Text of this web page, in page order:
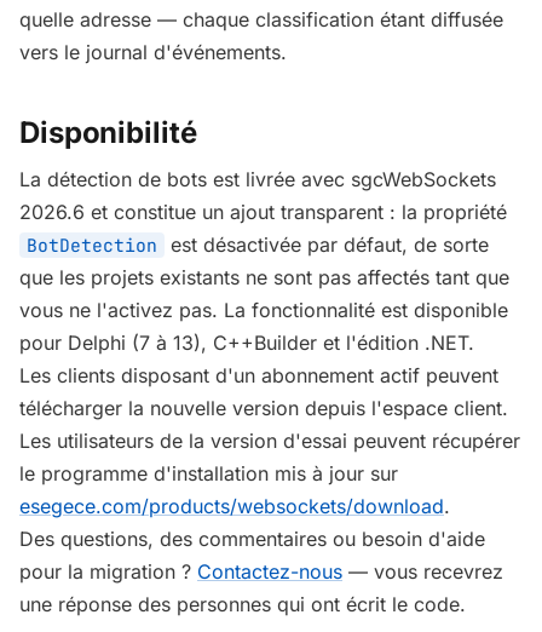
quelle adresse — chaque classification étant diffusée
vers le journal d'événements.
Disponibilité
La détection de bots est livrée avec sgcWebSockets
2026.6 et constitue un ajout transparent : la propriété
BotDetection
est désactivée par défaut, de sorte
que les projets existants ne sont pas affectés tant que
vous ne l'activez pas. La fonctionnalité est disponible
pour Delphi (7 à 13), C++Builder et l'édition .NET.
Les clients disposant d'un abonnement actif peuvent
télécharger la nouvelle version depuis l'espace client.
Les utilisateurs de la version d'essai peuvent récupérer
le programme d'installation mis à jour sur
esegece.com/products/websockets/download.
Des questions, des commentaires ou besoin d'aide
pour la migration ? Contactez-nous — vous recevrez
une réponse des personnes qui ont écrit le code.